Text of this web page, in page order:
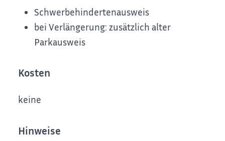
Schwerbehindertenausweis
bei Verlängerung: zusätzlich alter
Parkausweis
Kosten
keine
Hinweise